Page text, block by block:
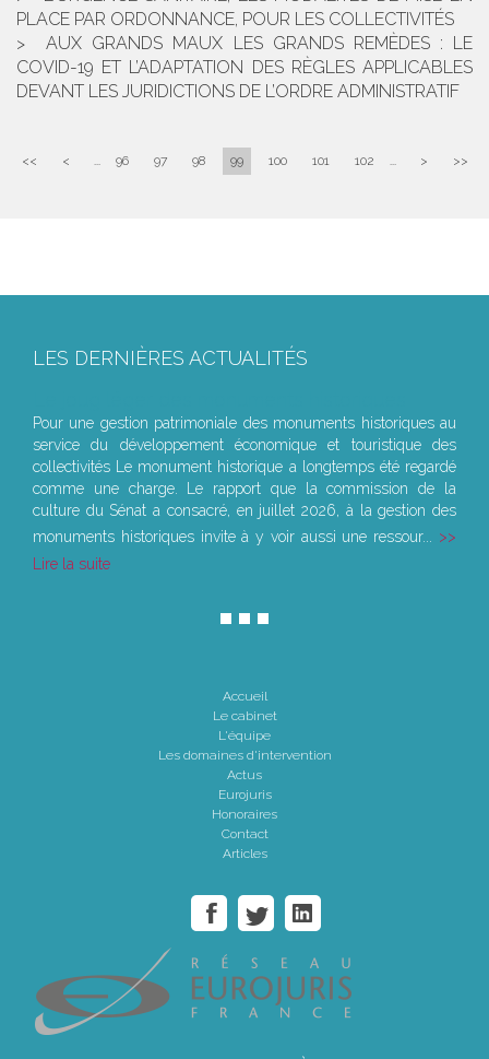
PLACE PAR ORDONNANCE, POUR LES COLLECTIVITÉS
AUX GRANDS MAUX LES GRANDS REMÈDES : LE
COVID-19 ET L’ADAPTATION DES RÈGLES APPLICABLES
DEVANT LES JURIDICTIONS DE L’ORDRE ADMINISTRATIF
<< < ... 96 97 98 99 100 101 102 ... > >>
LES DERNIÈRES ACTUALITÉS
Pour une gestion patrimoniale des monuments historiques au
service du développement économique et touristique des
collectivités Le monument historique a longtemps été regardé
comme une charge. Le rapport que la commission de la
culture du Sénat a consacré, en juillet 2026, à la gestion des
monuments historiques invite à y voir aussi une ressour...
Lire la suite
Accueil
Le cabinet
L'équipe
Les domaines d'intervention
Actus
Eurojuris
Honoraires
Contact
Articles